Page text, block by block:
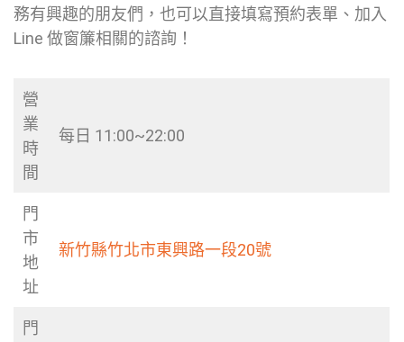
務有興趣的朋友們，也可以直接填寫預約表單、加入
Line 做窗簾相關的諮詢！
營
業
時
間
每日 11:00~22:00
門
市
地
址
新竹縣竹北市東興路一段20號
門